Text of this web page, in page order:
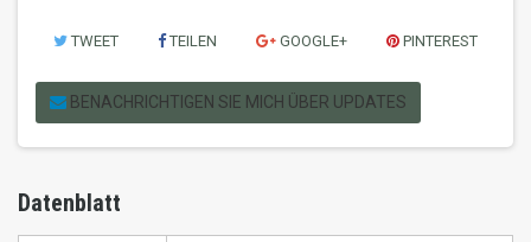
TWEET TEILEN GOOGLE+ PINTEREST
BENACHRICHTIGEN SIE MICH ÜBER UPDATES
Datenblatt